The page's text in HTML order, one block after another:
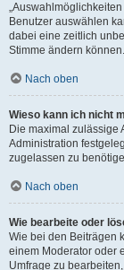
Benutzer auswählen
dabei eine zeitlich
Stimme ändern können.
Nach oben
Wieso kann ich nicht
Die maximal zulässige
Administration
zugelassen zu
Nach oben
Wie bearbeite oder
Wie bei den Beiträgen
einem Moderator oder
Umfrage zu